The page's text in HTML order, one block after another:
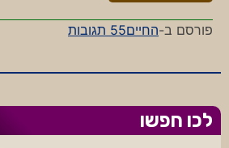
פורסם ב-החיים55 תגובות
על
חובה
לכו חפשו